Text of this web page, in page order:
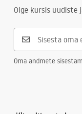
Olge kursis uudiste
Oma andmete